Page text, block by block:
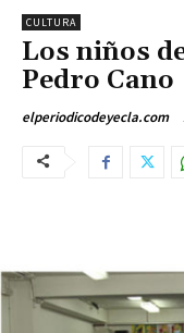
CULTURA
Los niños
Pedro Cano
elperiodicodeyecla.com